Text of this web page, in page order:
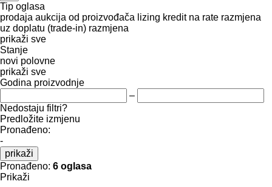
Tip oglasa
prodaja aukcija od proizvođača lizing kredit na rate razmjena
uz doplatu (trade-in) razmjena
prikaži sve
Stanje
novi polovne
prikaži sve
Godina proizvodnje
–
Nedostaju filtri?
Predložite izmjenu
Pronađeno:
-
prikaži
Pronađeno: 6 oglasa
Prikaži